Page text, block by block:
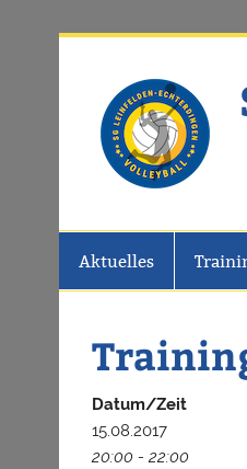
Aktuelles
Datum/Zeit
15.08.2017
20:00 - 22:00